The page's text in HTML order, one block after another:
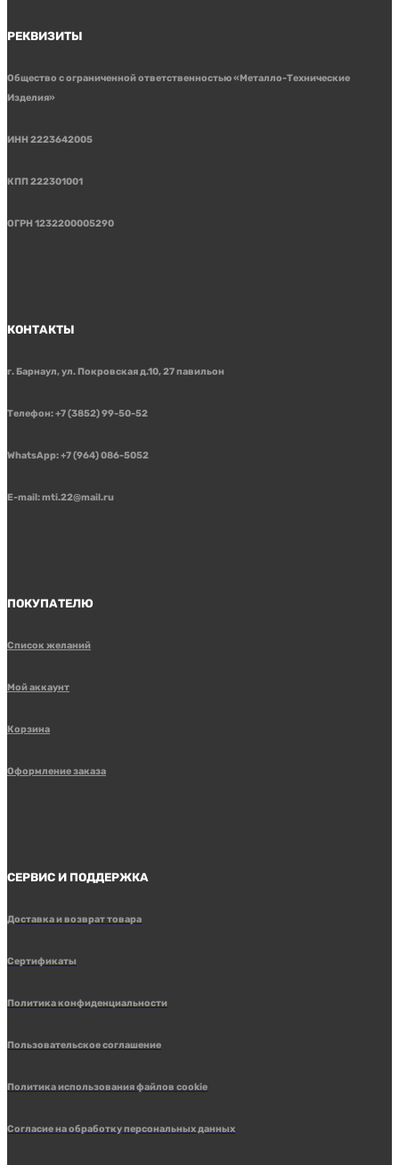
РЕКВИЗИТЫ
Общество с ограниченной ответственностью «Металло-Технические
Изделия»
ИНН 2223642005
КПП 222301001
ОГРН 1232200005290
КОНТАКТЫ
г. Барнаул, ул. Покровская д.10, 27 павильон
Телефон: +7 (3852) 99-50-52
WhatsApp: +7 (964) 086-5052
E-mail: mti.22@mail.ru
ПОКУПАТЕЛЮ
Список желаний
Мой аккаунт
Корзина
Оформление заказа
СЕРВИС И ПОДДЕРЖКА
Доставка и возврат товара
Сертификаты
Политика конфиденциальности
Пользовательское соглашение
Политика использования файлов cookie
Согласие на обработку персональных данных